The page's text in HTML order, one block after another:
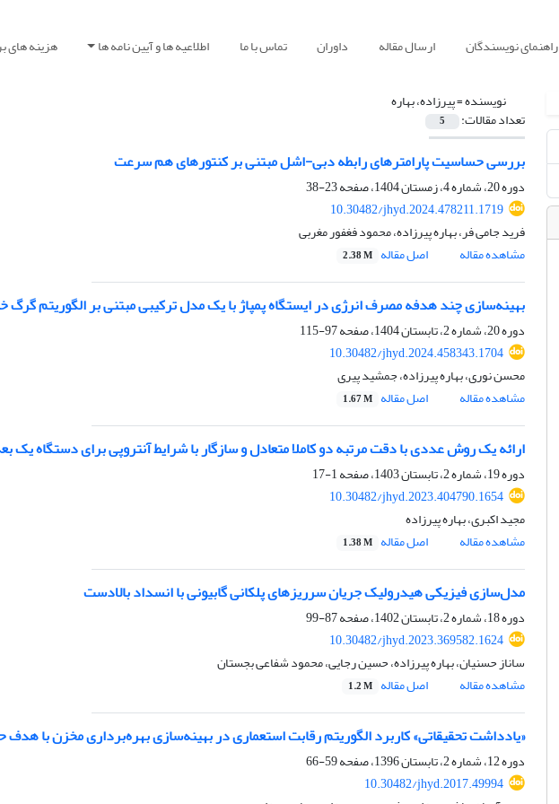
راهنمای نویسندگان ارسال مقاله داوران تماس با ما اطلاعیه ها و آیین نامه ها هزینه های
نویسنده =پیرزاده، بهاره
تعداد مقالات: 5
بررسی حساسیت پارامترهای رابطه دبی-اشل مبتنی بر کنتورهای هم سرعت
دوره 20، شماره 4، زمستان 1404، صفحه
23-38
10.30482/jhyd.2024.478211.1719
فرید جامی فر، بهاره پیرزاده، محمود فغفور مغربی
مشاهده مقاله
اصل مقاله 2.38 M
بهینه‌سازی چند هدفه مصرف انرژی در ایستگاه پمپاژ با یک مدل ترکیبی مبتنی بر الگوریتم
دوره 20، شماره 2، تابستان 1404، صفحه
97-115
10.30482/jhyd.2024.458343.1704
محسن نوری، بهاره پیرزاده، جمشید پیری
مشاهده مقاله
اصل مقاله 1.67 M
ارائه یک روش عددی با دقت مرتبه دو کاملا متعادل و سازگار با شرایط آنتروپی برای دستگاه
دوره 19، شماره 2، تابستان 1403، صفحه
1-17
10.30482/jhyd.2023.404790.1654
مجید اکبری، بهاره پیرزاده
مشاهده مقاله
اصل مقاله 1.38 M
مدل‌سازی فیزیکی هیدرولیک جریان سرریزهای پلکانی گابیونی با انسداد بالادست
دوره 18، شماره 2، تابستان 1402، صفحه
87-99
10.30482/jhyd.2023.369582.1624
ساناز حسنیان، بهاره پیرزاده، حسین رجایی، محمود شفاعی بجستان
مشاهده مقاله
اصل مقاله 1.2 M
«یادداشت تحقیقاتی» کاربرد الگوریتم رقابت استعماری در بهینه‌سازی بهره‌برداری مخزن با
دوره 12، شماره 2، تابستان 1396، صفحه
59-66
10.30482/jhyd.2017.49994